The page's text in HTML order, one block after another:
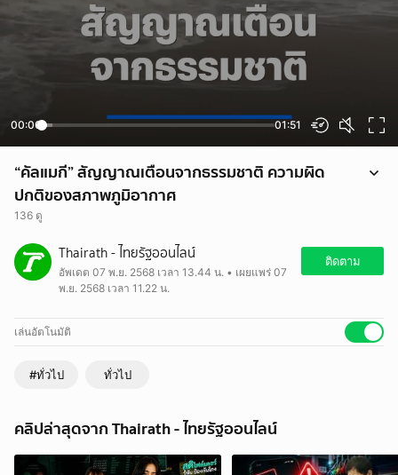
00:00 01:51
“คัลแมกี” สัญญาณเตือนจากธรรมชาติ ความผิด
ปกติของสภาพภูมิอากาศ
136 ดู
“คัลแมกี” สัญญาณเตือนจากธรรมชาติ ความผิดปกติของสภาพภูมิอากาศที่
มนุษย์ต้องเตรียมรับมือในอนาคต
ตามข่าวก่อนใครได้ที่
- Website : www.thairath.co.th
Thairath - ไทยรัฐออนไลน์
อัพเดต 07 พ.ย. 2568 เวลา 13.44 น. • เผยแพร่ 07
พ.ย. 2568 เวลา 11.22 น.
ติดตาม
เล่นอัตโนมัติ
#ทั่วไป ทั่วไป
คลิปล่าสุดจาก Thairath - ไทยรัฐออนไลน์